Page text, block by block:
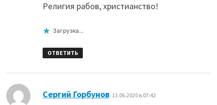
Религия рабов, христианство!
Загрузка...
ОТВЕТИТЬ
Сергий Горбунов: 13.06.2020 в 07:42